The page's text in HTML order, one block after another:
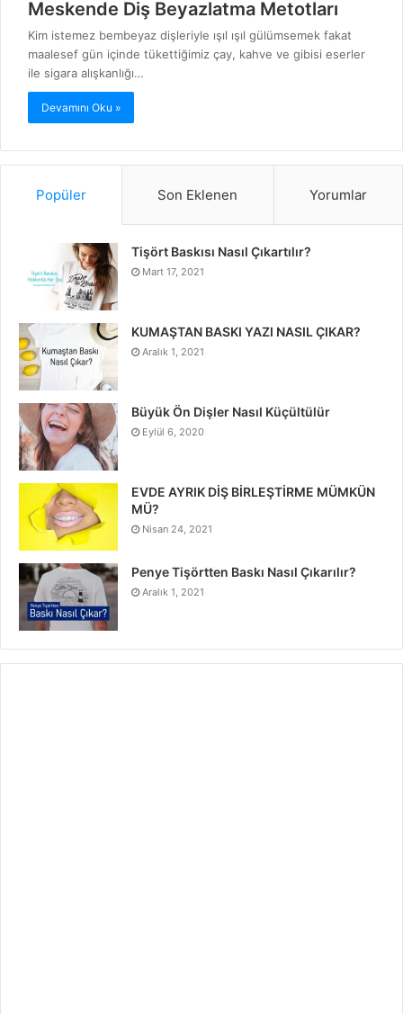
Meskende Diş Beyazlatma Metotları
Kim istemez bembeyaz dişleriyle ışıl ışıl gülümsemek fakat
maalesef gün içinde tükettiğimiz çay, kahve ve gibisi eserler
ile sigara alışkanlığı…
Devamını Oku »
Popüler Son Eklenen Yorumlar
Tişört Baskısı Nasıl Çıkartılır?
Mart 17, 2021
KUMAŞTAN BASKI YAZI NASIL ÇIKAR?
Aralık 1, 2021
Büyük Ön Dişler Nasıl Küçültülür
Eylül 6, 2020
EVDE AYRIK DİŞ BİRLEŞTİRME MÜMKÜN
MÜ?
Nisan 24, 2021
Penye Tişörtten Baskı Nasıl Çıkarılır?
Aralık 1, 2021